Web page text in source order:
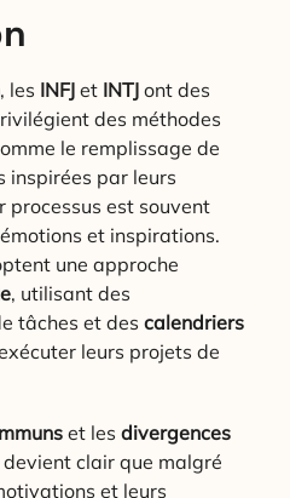
, les INFJ et INTJ ont des
des méthodes
le remplissage de
inspirées par leurs
processus est souvent
et inspirations.
une approche
, utilisant des
tâches et des calendriers
leurs projets de
et les divergences
devient clair que malgré
et leurs